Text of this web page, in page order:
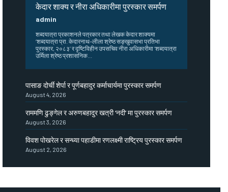
केदार शाक्य र नीरा अधिकारीमा पुरस्कार समर्पण
admin
शब्दयात्रा प्रकाशनले पत्रकार तथा लेखक केदार शाक्यमा
‘शब्दयात्रा प्रा. केदारनाथ–लीला श्रेष्ठ सङ्खुवासभा प्रतिभा
पुरस्कार, २०८३’ र दृष्टिविहीन उपसचिव नीरा अधिकारीमा ‘शब्दयात्रा
उर्मिला श्रेष्ठ प्रशासनिक...
पासाङ दोर्ची शेर्पा र पूर्णबहादुर कर्माचार्यमा पुरस्कार समर्पण
August 4, 2026
राममणि ढुङ्गेल र अरुणबहादुर खत्री ‘नदी’ मा पुरस्कार समर्पण
August 3, 2026
विवश पोखरेल र सन्ध्या पहाडीमा रणलक्ष्मी राष्ट्रिय पुरस्कार समर्पण
August 2, 2026